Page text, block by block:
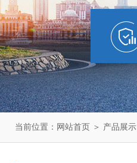
当前位置： 网站首页 ＞ 产品展示